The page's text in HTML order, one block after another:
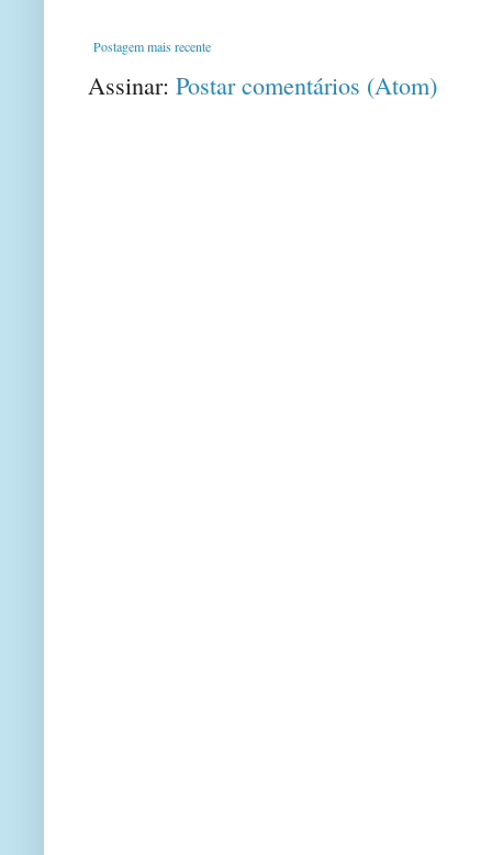
Postagem mais recente
Assinar: Postar comentários (Atom)